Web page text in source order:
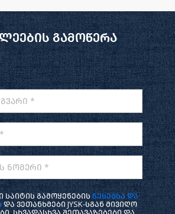
გამოწერა
*
ნომერი *
საიტის გამოყენებისწესებსა და
და ვეთანხმები JYSK-სგან მივიღო